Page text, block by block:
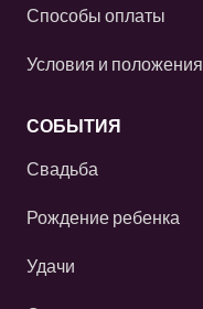
Способы оплаты
Условия и положения
СОБЫТИЯ
Свадьба
Рождение ребенка
Удачи